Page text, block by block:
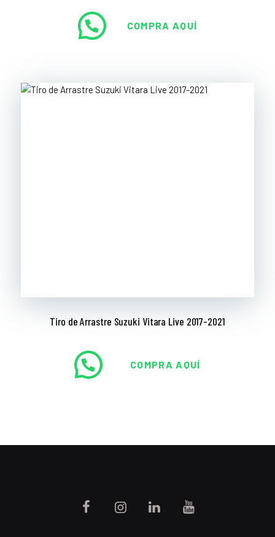
COMPRA AQUÍ
Tiro de Arrastre Suzuki Vitara Live 2017-2021
COMPRA AQUÍ